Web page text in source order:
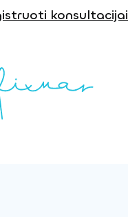
konsultacijai